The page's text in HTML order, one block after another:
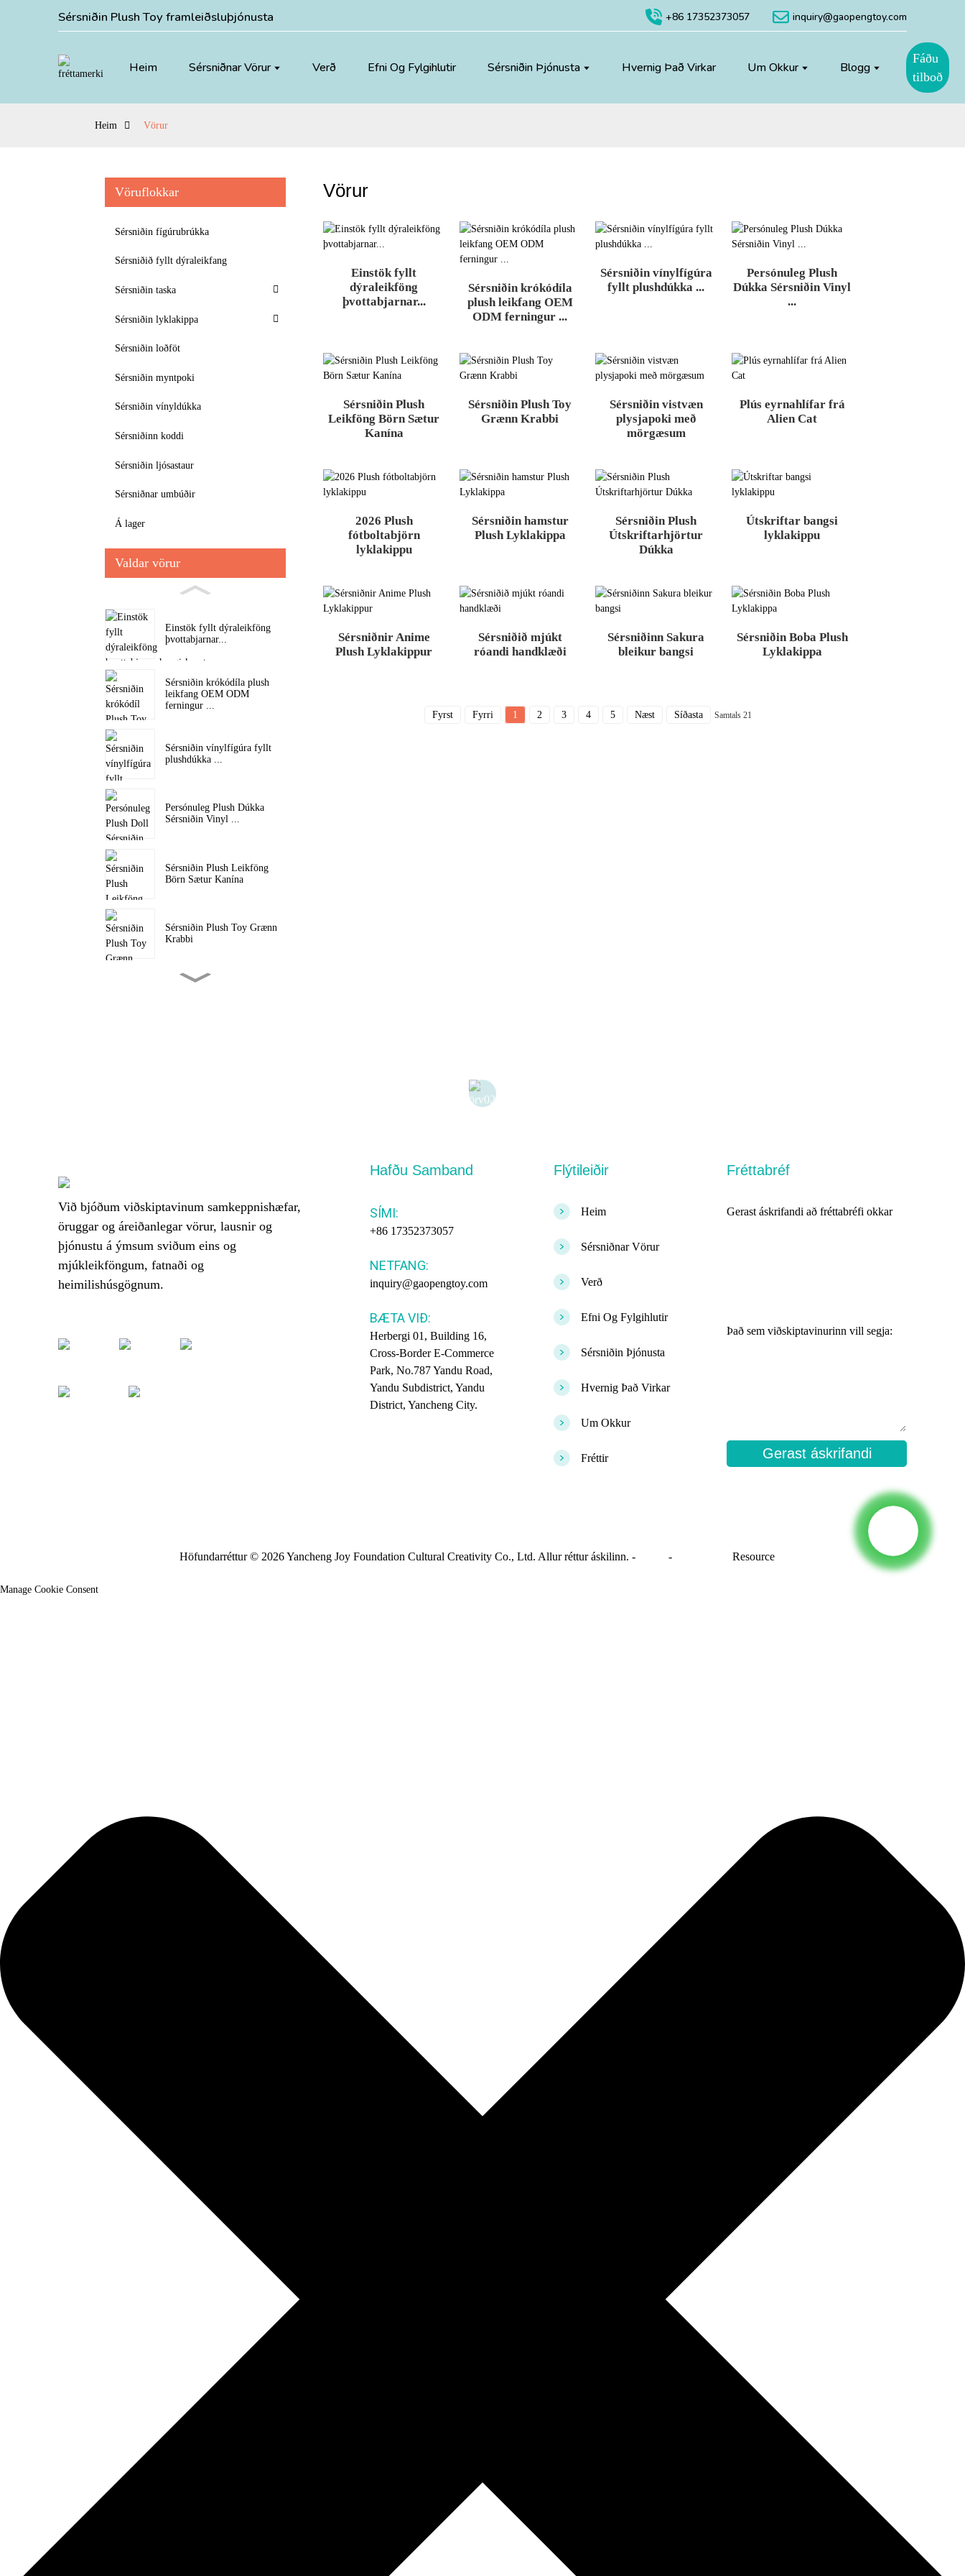
Sérsniðin Plush Toy framleiðsluþjónusta +86 17352373057 inquiry@gaopengtoy.com
Heim Sérsniðnar Vörur Verð Efni Og Fylgihlutir Sérsniðin Þjónusta Hvernig Það Virkar Um Okkur Blogg
Fáðu
tilboð
Heim Vörur
Vöruflokkar
Sérsniðin fígúrubrúkka
Sérsniðið fyllt dýraleikfang
Sérsniðin taska
Sérsniðin lyklakippa
Sérsniðin loðföt
Sérsniðin myntpoki
Sérsniðin vínyldúkka
Sérsniðinn koddi
Sérsniðin ljósastaur
Sérsniðnar umbúðir
Á lager
Valdar vörur
Einstök fyllt dýraleikföng
þvottabjarnar...
Sérsniðin krókódíla plush
leikfang OEM ODM
ferningur ...
Sérsniðin vínylfígúra fyllt
plushdúkka ...
Persónuleg Plush Dúkka
Sérsniðin Vinyl ...
Sérsniðin Plush Leikföng
Börn Sætur Kanína
Sérsniðin Plush Toy Grænn
Krabbi
Vörur
Einstök fyllt
dýraleikföng
þvottabjarnar...
Sérsniðin krókódíla
plush leikfang OEM
ODM ferningur ...
Sérsniðin vínylfígúra
fyllt plushdúkka ...
Persónuleg Plush
Dúkka Sérsniðin Vinyl
...
Sérsniðin Plush
Leikföng Börn Sætur
Kanína
Sérsniðin Plush Toy
Grænn Krabbi
Sérsniðin vistvæn
plysjapoki með
mörgæsum
Plús eyrnahlífar frá
Alien Cat
2026 Plush
fótboltabjörn
lyklakippu
Sérsniðin hamstur
Plush Lyklakippa
Sérsniðin Plush
Útskriftarhjörtur
Dúkka
Útskriftar bangsi
lyklakippu
Sérsniðnir Anime
Plush Lyklakippur
Sérsniðið mjúkt
róandi handklæði
Sérsniðinn Sakura
bleikur bangsi
Sérsniðin Boba Plush
Lyklakippa
Fyrst Fyrri 1 2 3 4 5 Næst Síðasta Samtals 21
Við bjóðum viðskiptavinum samkeppnishæfar,
öruggar og áreiðanlegar vörur, lausnir og
þjónustu á ýmsum sviðum eins og
mjúkleikföngum, fatnaði og
heimilishúsgögnum.
Hafðu Samband
SÍMI:
+86 17352373057
NETFANG:
inquiry@gaopengtoy.com
BÆTA VIÐ:
Herbergi 01, Building 16,
Cross-Border E-Commerce
Park, No.787 Yandu Road,
Yandu Subdistrict, Yandu
District, Yancheng City.
Flýtileiðir
> Heim
> Sérsniðnar Vörur
> Verð
> Efni Og Fylgihlutir
> Sérsniðin Þjónusta
> Hvernig Það Virkar
> Um Okkur
> Fréttir
Fréttabréf
Gerast áskrifandi að fréttabréfi okkar
Það sem viðskiptavinurinn vill segja:
Gerast áskrifandi
Höfundarréttur © 2026 Yancheng Joy Foundation Cultural Creativity Co., Ltd. Allur réttur áskilinn. - - Resource
Manage Cookie Consent